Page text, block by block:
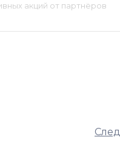
акций от партнёров